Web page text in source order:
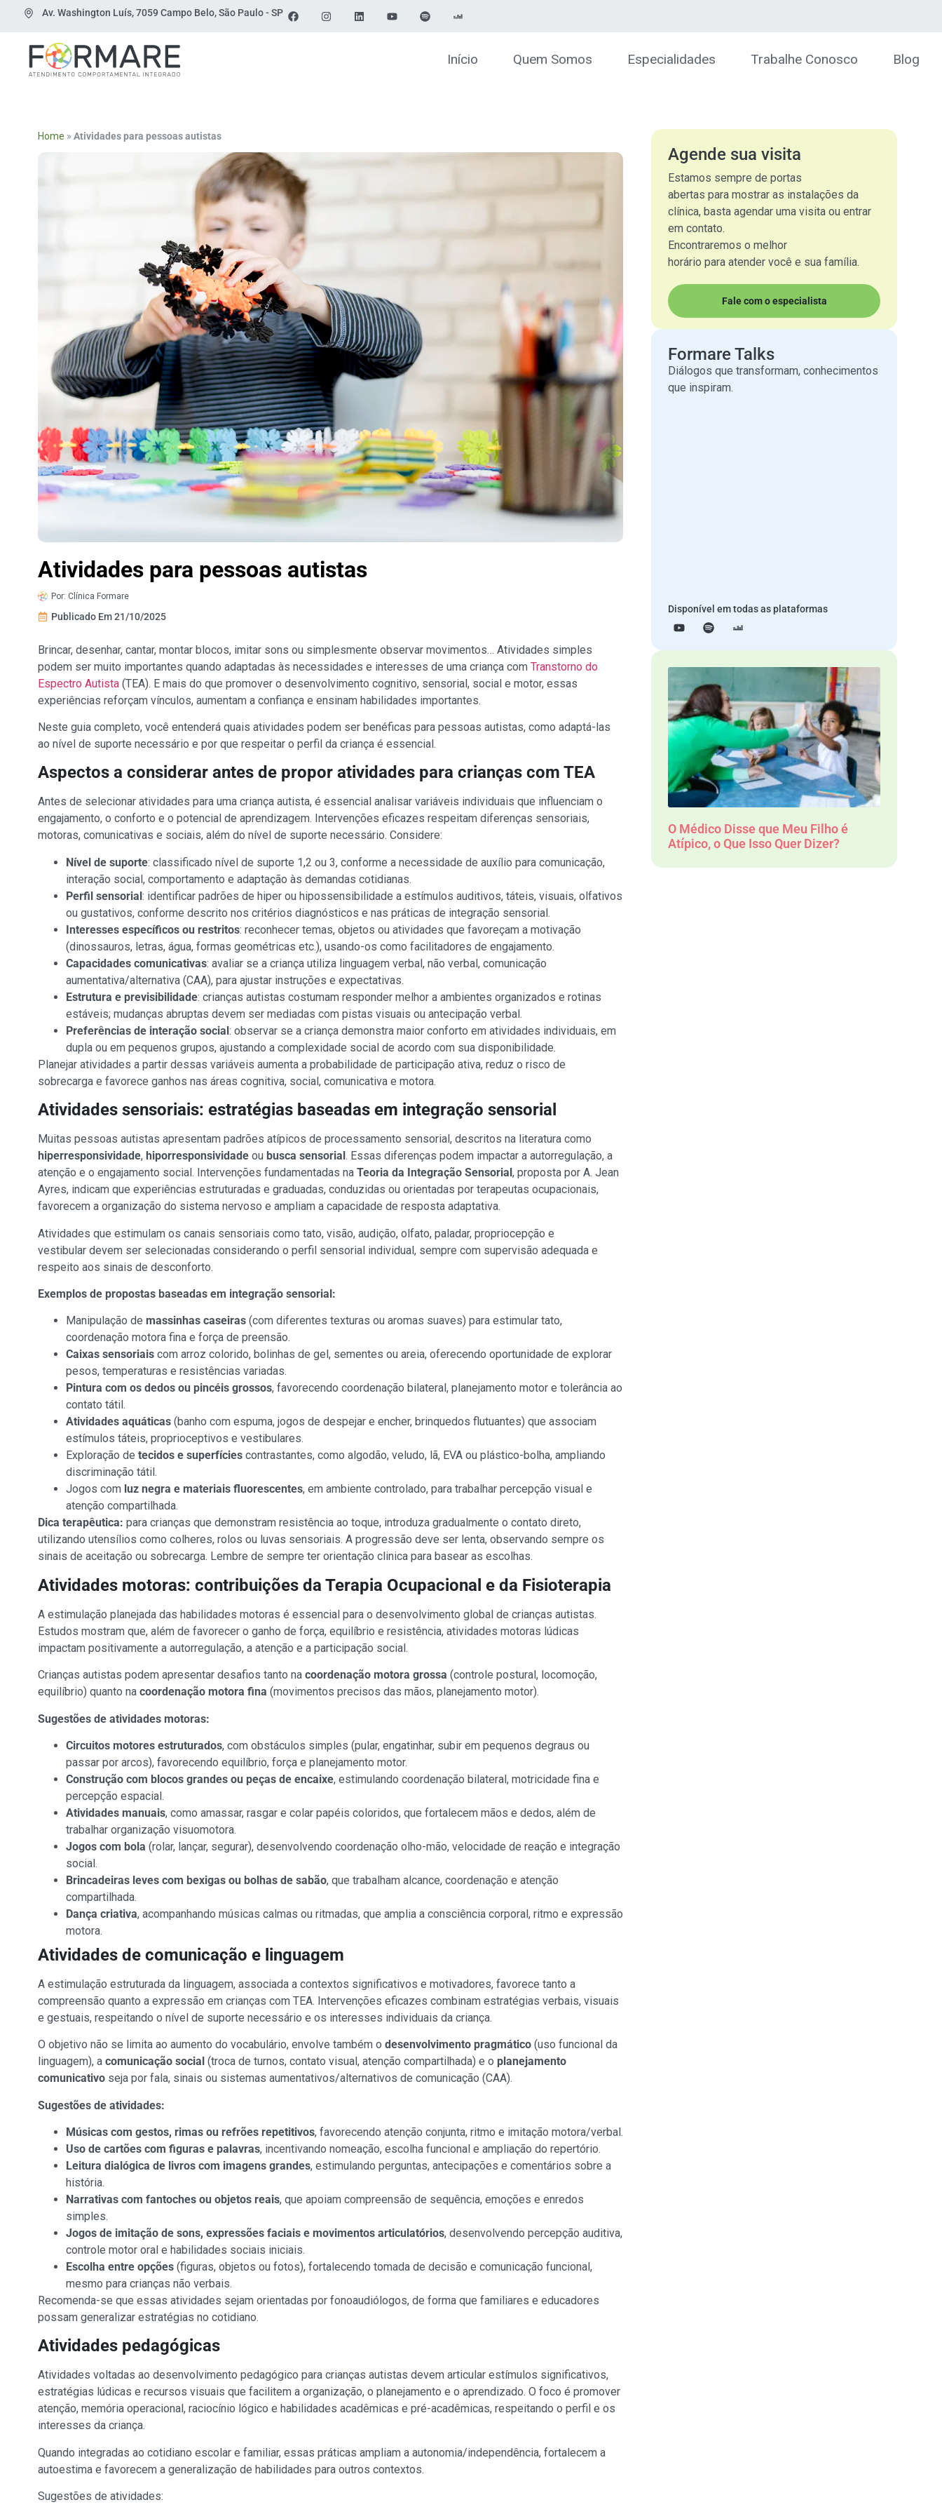
Av. Washington Luís, 7059 Campo Belo, São Paulo - SP
Início Quem Somos Especialidades Trabalhe Conosco Blog
Home » Atividades para pessoas autistas
Atividades para pessoas autistas
Por: Clínica Formare
Publicado Em 21/10/2025
Brincar, desenhar, cantar, montar blocos, imitar sons ou simplesmente observar movimentos… Atividades simples
podem ser muito importantes quando adaptadas às necessidades e interesses de uma criança com Transtorno do
Espectro Autista(TEA). E mais do que promover o desenvolvimento cognitivo, sensorial, social e motor, essas
experiências reforçam vínculos, aumentam a confiança e ensinam habilidades importantes.
Neste guia completo, você entenderá quais atividades podem ser benéficas para pessoas autistas, como adaptá-las
ao nível de suporte necessário e por que respeitar o perfil da criança é essencial.
Aspectos a considerar antes de propor atividades para crianças com TEA
Antes de selecionar atividades para uma criança autista, é essencial analisar variáveis individuais que influenciam o
engajamento, o conforto e o potencial de aprendizagem. Intervenções eficazes respeitam diferenças sensoriais,
motoras, comunicativas e sociais, além do nível de suporte necessário. Considere:
Nível de suporte: classificado nível de suporte 1,2 ou 3, conforme a necessidade de auxílio para comunicação,
interação social, comportamento e adaptação às demandas cotidianas.
Perfil sensorial: identificar padrões de hiper ou hipossensibilidade a estímulos auditivos, táteis, visuais, olfativos
ou gustativos, conforme descrito nos critérios diagnósticos e nas práticas de integração sensorial.
Interesses específicos ou restritos: reconhecer temas, objetos ou atividades que favoreçam a motivação
(dinossauros, letras, água, formas geométricas etc.), usando-os como facilitadores de engajamento.
Capacidades comunicativas: avaliar se a criança utiliza linguagem verbal, não verbal, comunicação
aumentativa/alternativa (CAA), para ajustar instruções e expectativas.
Estrutura e previsibilidade: crianças autistas costumam responder melhor a ambientes organizados e rotinas
estáveis; mudanças abruptas devem ser mediadas com pistas visuais ou antecipação verbal.
Preferências de interação social: observar se a criança demonstra maior conforto em atividades individuais, em
dupla ou em pequenos grupos, ajustando a complexidade social de acordo com sua disponibilidade.
Planejar atividades a partir dessas variáveis aumenta a probabilidade de participação ativa, reduz o risco de
sobrecarga e favorece ganhos nas áreas cognitiva, social, comunicativa e motora.
Atividades sensoriais: estratégias baseadas em integração sensorial
Muitas pessoas autistas apresentam padrões atípicos de processamento sensorial, descritos na literatura como
hiperresponsividade, hiporresponsividadeou busca sensorial . Essas diferenças podem impactar a autorregulação, a
atenção e o engajamento social. Intervenções fundamentadas na Teoria da Integração Sensorial , proposta por A. Jean
Ayres, indicam que experiências estruturadas e graduadas, conduzidas ou orientadas por terapeutas ocupacionais,
favorecem a organização do sistema nervoso e ampliam a capacidade de resposta adaptativa.
Atividades que estimulam os canais sensoriais como tato, visão, audição, olfato, paladar, propriocepção e
vestibular devem ser selecionadas considerando o perfil sensorial individual, sempre com supervisão adequada e
respeito aos sinais de desconforto.
Exemplos de propostas baseadas em integração sensorial:
Manipulação de massinhas caseiras(com diferentes texturas ou aromas suaves) para estimular tato,
coordenação motora fina e força de preensão.
Caixas sensoriaiscom arroz colorido, bolinhas de gel, sementes ou areia, oferecendo oportunidade de explorar
pesos, temperaturas e resistências variadas.
Pintura com os dedos ou pincéis grossos, favorecendo coordenação bilateral, planejamento motor e tolerância ao
contato tátil.
Atividades aquáticas(banho com espuma, jogos de despejar e encher, brinquedos flutuantes) que associam
estímulos táteis, proprioceptivos e vestibulares.
Exploração de tecidos e superfíciescontrastantes, como algodão, veludo, lã, EVA ou plástico-bolha, ampliando
discriminação tátil.
Jogos com luz negra e materiais fluorescentes, em ambiente controlado, para trabalhar percepção visual e
atenção compartilhada.
Dica terapêutica: para crianças que demonstram resistência ao toque, introduza gradualmente o contato direto,
utilizando utensílios como colheres, rolos ou luvas sensoriais. A progressão deve ser lenta, observando sempre os
sinais de aceitação ou sobrecarga. Lembre de sempre ter orientação clinica para basear as escolhas.
Atividades motoras: contribuições da Terapia Ocupacional e da Fisioterapia
A estimulação planejada das habilidades motoras é essencial para o desenvolvimento global de crianças autistas.
Estudos mostram que, além de favorecer o ganho de força, equilíbrio e resistência, atividades motoras lúdicas
impactam positivamente a autorregulação, a atenção e a participação social.
Crianças autistas podem apresentar desafios tanto na coordenação motora grossa (controle postural, locomoção,
equilíbrio) quanto na coordenação motora fina (movimentos precisos das mãos, planejamento motor).
Sugestões de atividades motoras:
Circuitos motores estruturados, com obstáculos simples (pular, engatinhar, subir em pequenos degraus ou
passar por arcos), favorecendo equilíbrio, força e planejamento motor.
Construção com blocos grandes ou peças de encaixe, estimulando coordenação bilateral, motricidade fina e
percepção espacial.
Atividades manuais, como amassar, rasgar e colar papéis coloridos, que fortalecem mãos e dedos, além de
trabalhar organização visuomotora.
Jogos com bola (rolar, lançar, segurar), desenvolvendo coordenação olho-mão, velocidade de reação e integração
social.
Brincadeiras leves com bexigas ou bolhas de sabão, que trabalham alcance, coordenação e atenção
compartilhada.
Dança criativa, acompanhando músicas calmas ou ritmadas, que amplia a consciência corporal, ritmo e expressão
motora.
Atividades de comunicação e linguagem
A estimulação estruturada da linguagem, associada a contextos significativos e motivadores, favorece tanto a
compreensão quanto a expressão em crianças com TEA. Intervenções eficazes combinam estratégias verbais, visuais
e gestuais, respeitando o nível de suporte necessário e os interesses individuais da criança.
O objetivo não se limita ao aumento do vocabulário, envolve também o desenvolvimento pragmático(uso funcional da
linguagem), a comunicação social (troca de turnos, contato visual, atenção compartilhada) e o planejamento
comunicativoseja por fala, sinais ou sistemas aumentativos/alternativos de comunicação (CAA).
Sugestões de atividades:
Músicas com gestos, rimas ou refrões repetitivos, favorecendo atenção conjunta, ritmo e imitação motora/verbal.
Uso de cartões com figuras e palavras, incentivando nomeação, escolha funcional e ampliação do repertório.
Leitura dialógica de livros com imagens grandes, estimulando perguntas, antecipações e comentários sobre a
história.
Narrativas com fantoches ou objetos reais, que apoiam compreensão de sequência, emoções e enredos
simples.
Jogos de imitação de sons, expressões faciais e movimentos articulatórios, desenvolvendo percepção auditiva,
controle motor oral e habilidades sociais iniciais.
Escolha entre opções(figuras, objetos ou fotos), fortalecendo tomada de decisão e comunicação funcional,
mesmo para crianças não verbais.
Recomenda-se que essas atividades sejam orientadas por fonoaudiólogos, de forma que familiares e educadores
possam generalizar estratégias no cotidiano.
Atividades pedagógicas
Atividades voltadas ao desenvolvimento pedagógico para crianças autistas devem articular estímulos significativos,
estratégias lúdicas e recursos visuais que facilitem a organização, o planejamento e o aprendizado. O foco é promover
atenção, memória operacional, raciocínio lógico e habilidades acadêmicas e pré-acadêmicas, respeitando o perfil e os
interesses da criança.
Quando integradas ao cotidiano escolar e familiar, essas práticas ampliam a autonomia/independência, fortalecem a
autoestima e favorecem a generalização de habilidades para outros contextos.
Sugestões de atividades:
Agende sua visita
Estamos sempre de portas
abertas para mostrar as instalações da
clínica, basta agendar uma visita ou entrar
em contato.
Encontraremos o melhor
horário para atender você e sua família.
Fale com o especialista
Formare Talks
Diálogos que transformam, conhecimentos
que inspiram.
Disponível em todas as plataformas
O Médico Disse que Meu Filho é
Atípico, o Que Isso Quer Dizer?